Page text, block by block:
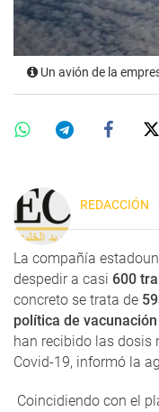
Un avión de la
REDACCIÓN
La compañía
despedir a casi 600
concreto se trata de
política de vacunación
han recibido las dosis
Covid-19, informó la
Coincidiendo con el